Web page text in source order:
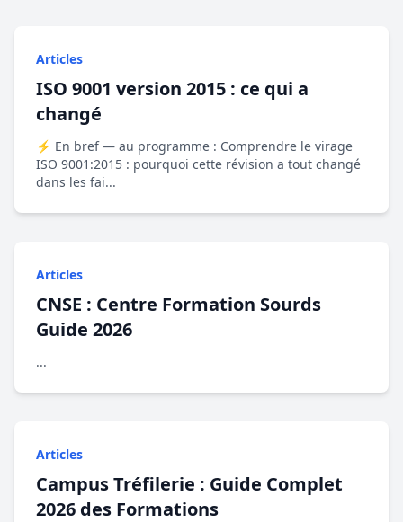
Articles
ISO 9001 version 2015 : ce qui a
changé
⚡ En bref — au programme : Comprendre le virage
ISO 9001:2015 : pourquoi cette révision a tout changé
dans les fai...
Articles
CNSE : Centre Formation Sourds
Guide 2026
...
Articles
Campus Tréfilerie : Guide Complet
2026 des Formations